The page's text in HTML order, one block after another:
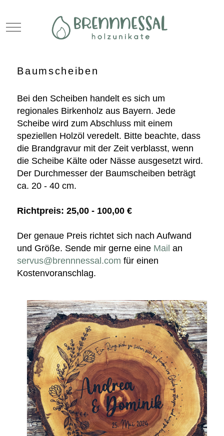
Mobile Menu Toggle
Baumscheiben
Bei den Scheiben handelt es sich um
regionales Birkenholz aus Bayern. Jede
Scheibe wird zum Abschluss mit einem
speziellen Holzöl veredelt. Bitte beachte, dass
die Brandgravur mit der Zeit verblasst, wenn
die Scheibe Kälte oder Nässe ausgesetzt wird.
Der Durchmesser der Baumscheiben beträgt
ca. 20 - 40 cm.
Richtpreis: 25,00 - 100,00 €
Der genaue Preis richtet sich nach Aufwand
und Größe. Sende mir gerne eine Mail an
servus@brennnessal.com für einen
Kostenvoranschlag.